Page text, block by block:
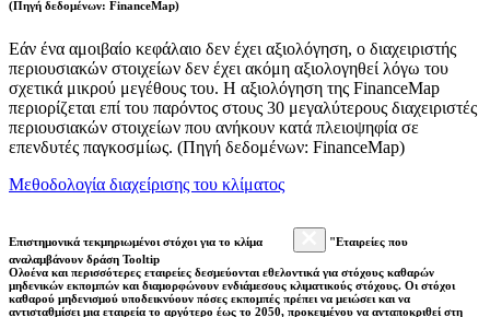
(Πηγή δεδομένων: FinanceMap)
Εάν ένα αμοιβαίο κεφάλαιο δεν έχει αξιολόγηση, ο διαχειριστής
περιουσιακών στοιχείων δεν έχει ακόμη αξιολογηθεί λόγω του
σχετικά μικρού μεγέθους του. Η αξιολόγηση της FinanceMap
περιορίζεται επί του παρόντος στους 30 μεγαλύτερους διαχειριστές
περιουσιακών στοιχείων που ανήκουν κατά πλειοψηφία σε
επενδυτές παγκοσμίως. (Πηγή δεδομένων: FinanceMap)
Μεθοδολογία διαχείρισης του κλίματος
Επιστημονικά τεκμηριωμένοι στόχοι για το κλίμα
"Εταιρείες που
αναλαμβάνουν δράση Tooltip
Ολοένα και περισσότερες εταιρείες δεσμεύονται εθελοντικά για στόχους καθαρών
μηδενικών εκπομπών και διαμορφώνουν ενδιάμεσους κλιματικούς στόχους. Οι στόχοι
καθαρού μηδενισμού υποδεικνύουν πόσες εκπομπές πρέπει να μειώσει και να
αντισταθμίσει μια εταιρεία το αργότερο έως το 2050, προκειμένου να ανταποκριθεί στη